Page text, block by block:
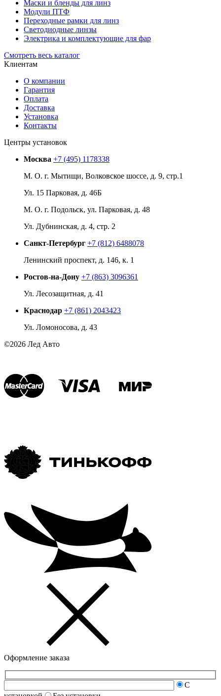
Маски и бленды для линз
Модули ПТФ
Переходные рамки для линз
Светодиодные линзы
Электрика и комплектующие для фар
Смотреть весь каталог
Клиентам
О компании
Гарантия
Оплата
Доставка
Установка
Контакты
Центры установок
Москва +7 (495) 1178338
М. О. г. Мытищи, Волковское шоссе, д. 9, стр.1
Ул. 15 Парковая, д. 46Б
М. О. г. Подольск, ул. Парковая, д. 48
Ул. Дубнинская, д. 4, стр. 2
Санкт-Петербург +7 (812) 6488078
Ленинский проспект, д. 146, к. 1
Ростов-на-Дону +7 (863) 3096361
Ул. Лесозащитная, д. 41
Краснодар +7 (861) 2043423
Ул. Ломоносова, д. 43
©2026 Лед Авто
Оформление заказа
С